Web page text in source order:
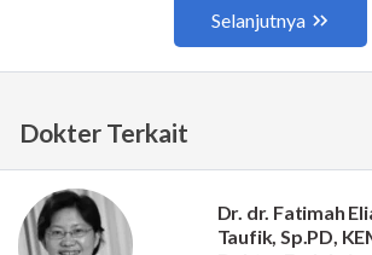
Dokter Terkait